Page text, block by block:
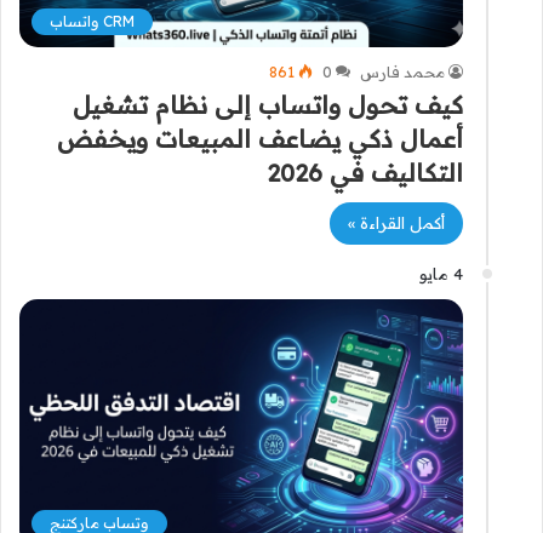
CRM واتساب
محمد فارس 0
861
كيف تحول واتساب إلى نظام تشغيل
أعمال ذكي يضاعف المبيعات ويخفض
التكاليف في 2026
أكمل القراءة »
4 مايو
وتساب ماركتنج